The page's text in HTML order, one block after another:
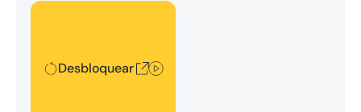
Desbloquear
Desbloquear